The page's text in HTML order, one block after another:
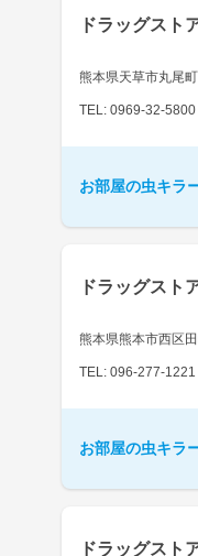
ドラッグスト
熊本県天草市丸尾
TEL: 0969-32-5800
お部屋の虫キラ
ドラッグスト
熊本県熊本市西区
TEL: 096-277-1221
お部屋の虫キラ
ドラッグスト